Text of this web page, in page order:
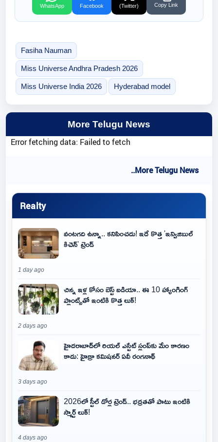
WhatsApp Facebook (Twitter) Copy Link
Fasiha Nauman
Miss Universe Andhra Pradesh 2026
Miss Universe India 2026 Hyderabad model
More Telugu News
Error fetching data: Failed to fetch
..More Telugu News
Realty
వంటగది ఉన్నా.. కనిపించదు! ఇదే కొత్త 'ఇన్విజిబుల్
కిచెన్' ట్రెండ్
1 day ago
చిన్న ఇళ్ల కోసం బెస్ట్ ఐడియా.. ఈ 10 హ్యాంగింగ్
ప్లాంట్స్‌తో ఇంటికి కొత్త లుక్!
2 days ago
హైదరాబాద్‌లో రియల్ ఎస్టేట్ స్లంప్‌కు మేం కారణం
కాదు: హైడ్రా కమిషనర్ ఏవీ రంగనాథ్
3 days ago
2026లో స్టీల్ డోర్ల ట్రెండ్.. భద్రతతో పాటు ఇంటికి
స్మార్ట్ లుక్!
4 days ago